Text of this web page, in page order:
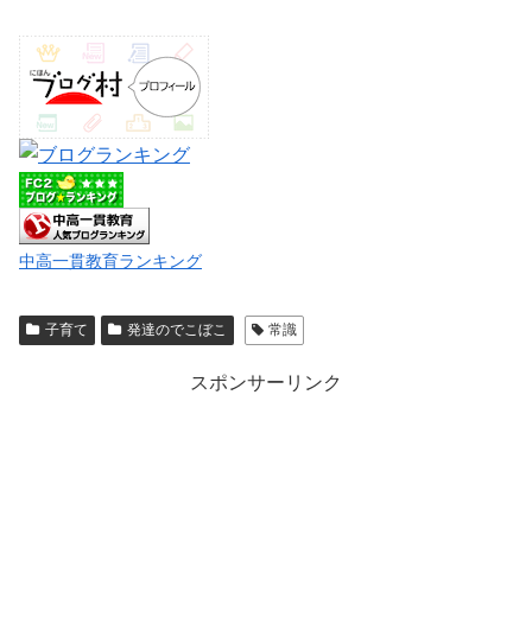
中高一貫教育ランキング
子育て 発達のでこぼこ 常識
スポンサーリンク